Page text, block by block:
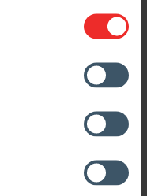
ANKERROTO